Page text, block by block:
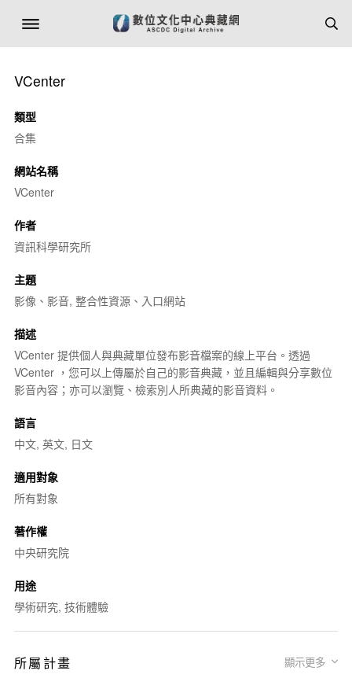
VCenter
類型
合集
網站名稱
VCenter
作者
資訊科學研究所
主題
影像、影音, 整合性資源、入口網站
描述
VCenter 提供個人與典藏單位發布影音檔案的線上平台。透過
VCenter ，您可以上傳屬於自己的影音典藏，並且編輯與分享數位
影音內容；亦可以瀏覽、檢索別人所典藏的影音資料。
語言
中文, 英文, 日文
適用對象
所有對象
著作權
中央研究院
用途
學術研究, 技術體驗
所屬計畫 顯示更多